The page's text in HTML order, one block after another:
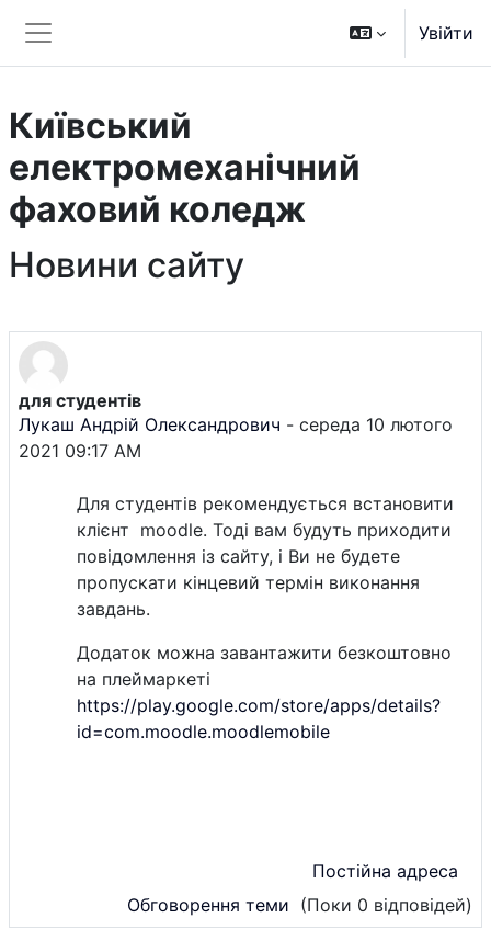
Бокова панель
Увійти
Київський
електромеханічний
фаховий коледж
Новини сайту
для студентів
Лукаш Андрій Олександрович - середа 10 лютого
2021 09:17 AM
Для студентів рекомендується встановити
клієнт moodle. Тоді вам будуть приходити
повідомлення із сайту, і Ви не будете
пропускати кінцевий термін виконання
завдань.
Додаток можна завантажити безкоштовно
на плеймаркеті
https://play.google.com/store/apps/details?
id=com.moodle.moodlemobile
Постійна адреса
Обговорення теми (Поки 0 відповідей)